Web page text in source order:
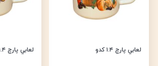
لعابي پارچ ١.٤ كدو لعابي پارچ ١.٤ خروس روزنامه